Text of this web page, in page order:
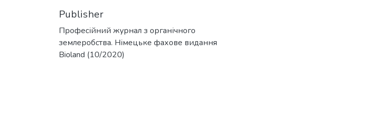
Publisher
Професійний журнал з органічного
землеробства. Німецьке фахове видання
Bioland (10/2020)